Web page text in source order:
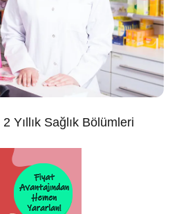
Yıllık Sağlık Bölümleri